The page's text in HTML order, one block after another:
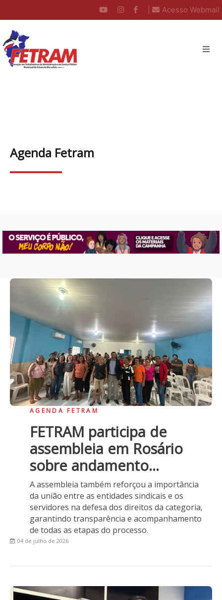
Acesso Webmail
Agenda Fetram
AGENDA FETRAM
FETRAM participa de
assembleia em Rosário
sobre andamento...
A assembleia também reforçou a importância
da união entre as entidades sindicais e os
servidores na defesa dos direitos da categoria,
garantindo transparência e acompanhamento
de todas as etapas do processo.
04 de julho de 2026